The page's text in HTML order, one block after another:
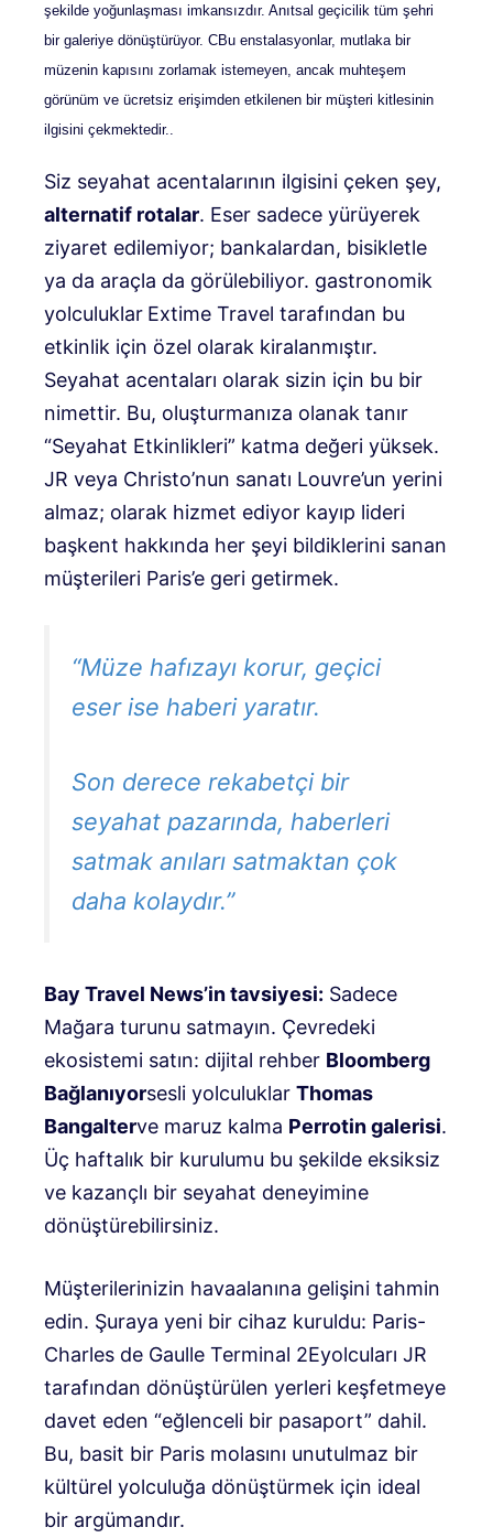
şekilde yoğunlaşması imkansızdır. Anıtsal geçicilik tüm şehri
bir galeriye dönüştürüyor. CBu enstalasyonlar, mutlaka bir
müzenin kapısını zorlamak istemeyen, ancak muhteşem
görünüm ve ücretsiz erişimden etkilenen bir müşteri kitlesinin
ilgisini çekmektedir.
Siz seyahat acentalarının ilgisini çeken şey,
alternatif rotalar. Eser sadece yürüyerek
ziyaret edilemiyor; bankalardan, bisikletle
ya da araçla da görülebiliyor. gastronomik
yolculuklar Extime Travel tarafından bu
etkinlik için özel olarak kiralanmıştır.
Seyahat acentaları olarak sizin için bu bir
nimettir. Bu, oluşturmanıza olanak tanır
“Seyahat Etkinlikleri” katma değeri yüksek.
JR veya Christo’nun sanatı Louvre’un yerini
almaz; olarak hizmet ediyor kayıp lideri
başkent hakkında her şeyi bildiklerini sanan
müşterileri Paris’e geri getirmek.
“Müze hafızayı korur, geçici
eser ise haberi yaratır.
Son derece rekabetçi bir
seyahat pazarında, haberleri
satmak anıları satmaktan çok
daha kolaydır.”
Bay Travel News’in tavsiyesi: Sadece
Mağara turunu satmayın. Çevredeki
ekosistemi satın: dijital rehber Bloomberg
Bağlanıyorsesli yolculuklar Thomas
Bangalterve maruz kalma Perrotin galerisi.
Üç haftalık bir kurulumu bu şekilde eksiksiz
ve kazançlı bir seyahat deneyimine
dönüştürebilirsiniz.
Müşterilerinizin havaalanına gelişini tahmin
edin. Şuraya yeni bir cihaz kuruldu: Paris-
Charles de Gaulle Terminal 2Eyolcuları JR
tarafından dönüştürülen yerleri keşfetmeye
davet eden “eğlenceli bir pasaport” dahil.
Bu, basit bir Paris molasını unutulmaz bir
kültürel yolculuğa dönüştürmek için ideal
bir argümandır.